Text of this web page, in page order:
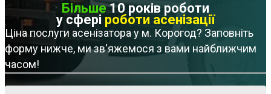
Більше10 років роботи
у сфері роботи асенізації
Ціна послуги асенізатора у м. Корогод? Заповніть
форму нижче, ми зв'яжемося з вами найближчим
часом!